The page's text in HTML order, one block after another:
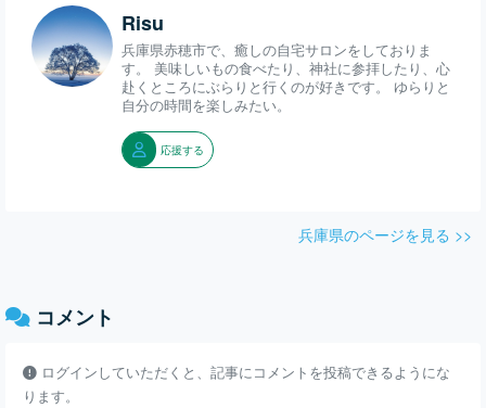
Risu
兵庫県赤穂市で、癒しの自宅サロンをしておりま
す。 美味しいもの食べたり、神社に参拝したり、心
赴くところにぶらりと行くのが好きです。 ゆらりと
自分の時間を楽しみたい。
応援する
兵庫県のページを見る >>
コメント
ログインしていただくと、記事にコメントを投稿できるようにな
ります。